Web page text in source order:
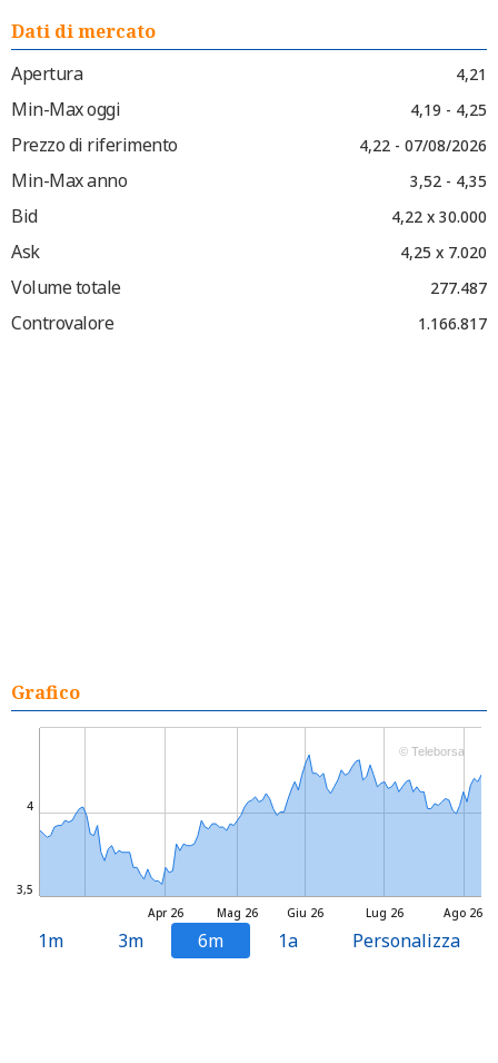
Dati di mercato
Apertura
4,21
Min-Max oggi 4,19 - 4,25
Prezzo di riferimento 4,22 - 07/08/2026
Min-Max anno 3,52 - 4,35
Bid 4,22 x 30.000
Ask 4,25 x 7.020
Volume totale 277.487
Controvalore 1.166.817
Grafico
Mag 26 Lug 26
Apr 26 Giu 26 Ago 26
3,5
4
© Teleborsa
1m 3m 6m 1a Personalizza